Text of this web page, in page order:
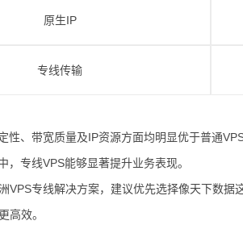
原生IP
专线传输
性、带宽质量及IP资源方面均明显优于普通
专线VPS能够显著提升业务表现。
VPS专线解决方案，建议优先选择像天下数
高效。